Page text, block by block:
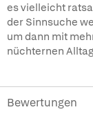
es vielleicht
der Sinnsuche
um dann mit
nüchternen
Bewertungen